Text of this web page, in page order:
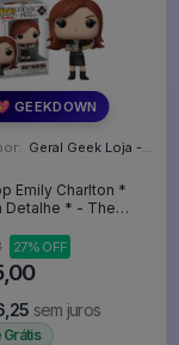
GEEKDOWN
Geral Geek Loja - SP
Emily Charlton *
Detalhe * - The
27% OFF
sem juros
Grátis